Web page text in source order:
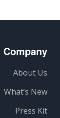
Company
About Us
What’s New
Press Kit